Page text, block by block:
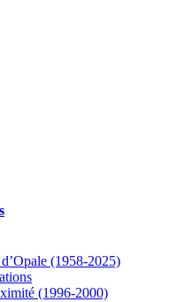
(1958-2025)
(1996-2000)